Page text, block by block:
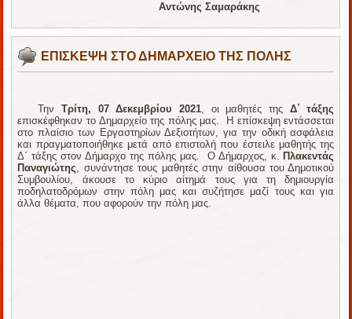
Αντώνης Σαμαράκης
ΕΠΙΣΚΕΨΗ ΣΤΟ ΔΗΜΑΡΧΕΙΟ ΤΗΣ ΠΟΛΗΣ
ΤηνΤρίτη, 07 Δεκεμβρίου 2021, οι μαθητές της Δ΄ τάξης
επισκέφθηκαν το Δημαρχείο της πόλης μας. Η επίσκεψη εντάσσεται
στο πλαίσιο των Εργαστηρίων Δεξιοτήτων, για την οδική ασφάλεια
και πραγματοποιήθηκε μετά από επιστολή που έστειλε μαθητής της
Δ΄ τάξης στον Δήμαρχο της πόλης μας. Ο Δήμαρχος, κ. Πλακεντάς
Παναγιώτης, συνάντησε τους μαθητές στην αίθουσα του Δημοτικού
Συμβουλίου, άκουσε το κύριο αίτημά τους για τη δημιουργία
ποδηλατοδρόμων στην πόλη μας και συζήτησε μαζί τους και για
άλλα θέματα, που αφορούν την πόλη μας.